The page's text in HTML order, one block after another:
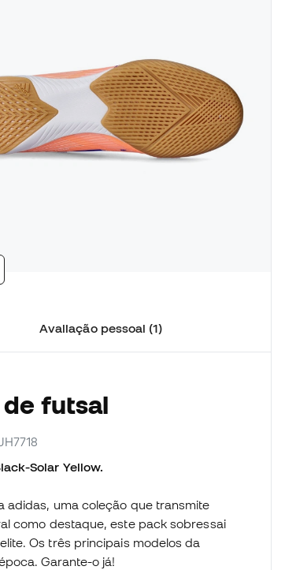
Avaliação pessoal (1)
futsal
Solar Yellow.
adidas, uma coleção que transmite
como destaque, este pack sobressai
Os três principais modelos da
Garante-o já!